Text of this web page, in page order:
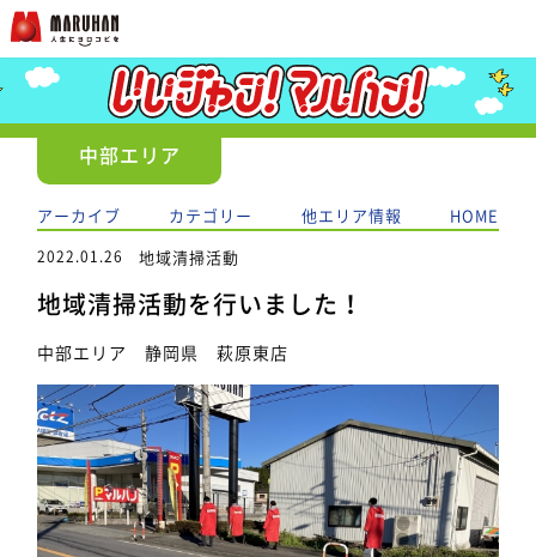
中部エリア
アーカイブ カテゴリー 他エリア情報 HOME
2022.01.26 地域清掃活動
地域清掃活動を行いました！
中部エリア 静岡県 萩原東店